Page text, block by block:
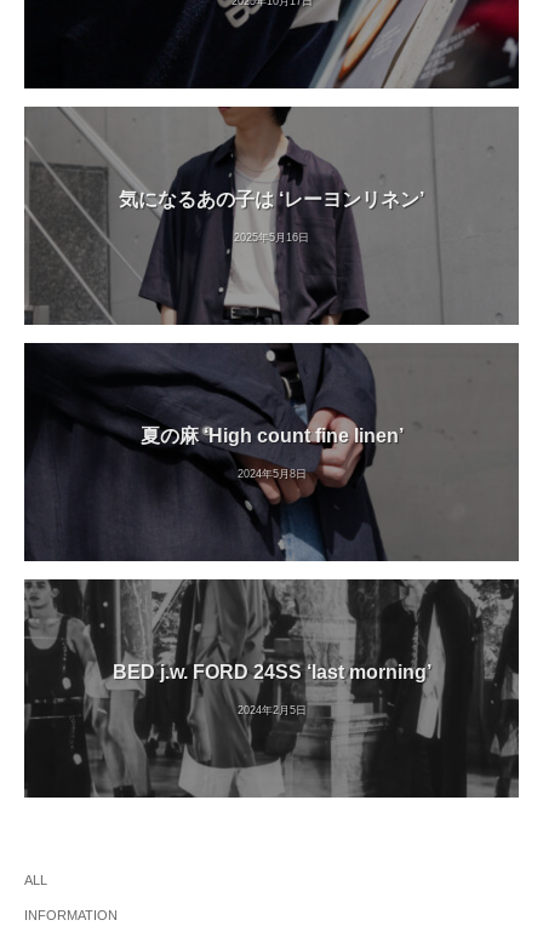
気になるあの子は ‘レーヨンリネン’
2025年5月16日
夏の麻 ‘High count fine linen’
2024年5月8日
BED j.w. FORD 24SS ‘last morning’
2024年2月5日
ALL
INFORMATION